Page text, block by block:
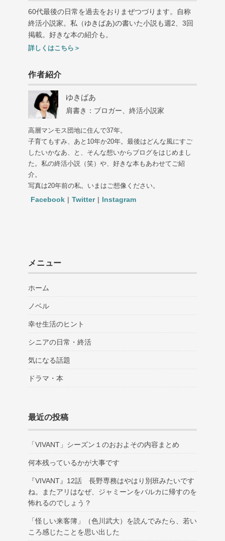
60代最後の日常を過去をおりまぜつづります。自称
終活小説家。私（ゆきばあ)の書いた小説も週 2 3回
掲載。好きな本の紹介も。
詳しくはこちら＞
作者紹介
ゆきばあ
肩書き：ブロガー、終活小説家
高層マンモス団地に住んで37年。
子育てもすみ、あと10年か20年。最後はどんな風にすご
したいかなあ、と、そんな想いからブログをはじめまし
た。私の終活小説（笑）や、好きな本もあわせてご紹
介。
写真は20年前の私。いまはご想像ください。
Facebook | Twitter | Instagram
メニュー
ホーム
ノベル
幸せ生活のヒント
シニアの日常・終活
気になる話題
ドラマ・本
最近の投稿
「VIVANT」シーズン１のおおよその内容まとめ
何本残っているかが大事です
『VIVANT』12話 長野専務はやはり別班みたいです
ね。またアリはなぜ、ジャミーンをバルカに帰すのを
怖れるのでしょう？
「怪しい来客簿」（色川武大）を読んでみたら、若い
ころ感じたことを思い出した